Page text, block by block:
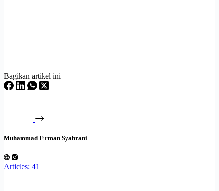
Bagikan artikel ini
Muhammad Firman Syahrani
Articles: 41